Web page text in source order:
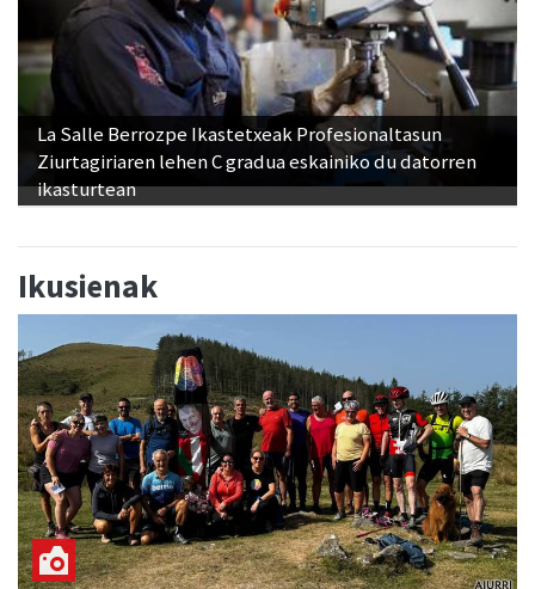
La Salle Berrozpe Ikastetxeak Profesionaltasun
Ziurtagiriaren lehen C gradua eskainiko du datorren
ikasturtean
Ikusienak